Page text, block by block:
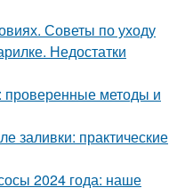
Советы по уходу
Недостатки
проверенные методы и
заливки: практические
2024 года: наше